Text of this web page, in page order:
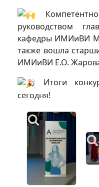
руководством
кафедры ИМИиВИ
также вошла
ИМИиВИ Е.О.
Итоги
сегодня!